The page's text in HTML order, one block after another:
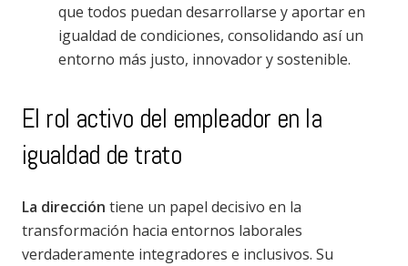
que todos puedan desarrollarse y aportar en
igualdad de condiciones, consolidando así un
entorno más justo, innovador y sostenible.
El rol activo del empleador en la
igualdad de trato
La dirección tiene un papel decisivo en la
transformación hacia entornos laborales
verdaderamente integradores e inclusivos. Su